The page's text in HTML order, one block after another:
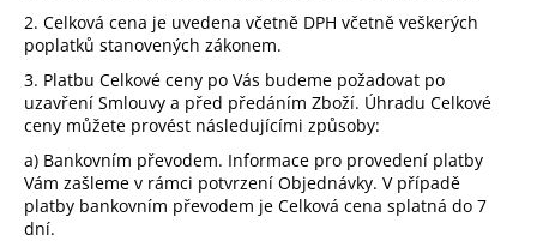
2. Celková cena je uvedena včetně DPH včetně veškerých
poplatků stanovených zákonem.
3. Platbu Celkové ceny po Vás budeme požadovat po
uzavření Smlouvy a před předáním Zboží. Úhradu Celkové
ceny můžete provést následujícími způsoby:
a) Bankovním převodem. Informace pro provedení platby
Vám zašleme v rámci potvrzení Objednávky. V případě
platby bankovním převodem je Celková cena splatná do 7
dní.